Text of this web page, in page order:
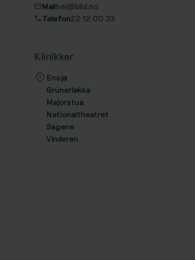
Mailhei@blid.no
Telefon22 12 00 33
Klinikker
Ensjø
Grünerløkka
Majorstua
Nationaltheatret
Sagene
Vinderen